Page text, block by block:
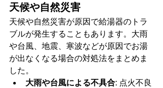
天候や自然災害
天候や自然災害が原因で給湯器のトラ
ブルが発生することもあります。大雨
や台風、地震、寒波などが原因でお湯
が出なくなる場合の対処法をまとめま
した。
大雨や台風による不具合: 点火不良